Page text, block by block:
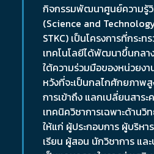
กิจกรรมพัฒนาศูนย์ความรู้วิ
(Science and
STKC) เป็นโครงการที่กระท
เทคโนโลยีได้พัฒนาขึ้นกลา
ใต้ความร่วมมือของหน่วยง
หวังที่จะเป็นกลไกศักยภาพ
การเข้าถึง แลกเปลี่ยนสาระ
เทคนิควิชาการเฉพาะด้านวิ
ให้แก่ ผู้ประกอบการ ผู้บริห
เรียน ผู้สอน นักวิชาการ แล